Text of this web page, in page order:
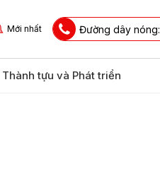
Mới nhất Đường dây nóng:
Thành tựu và Phát triển